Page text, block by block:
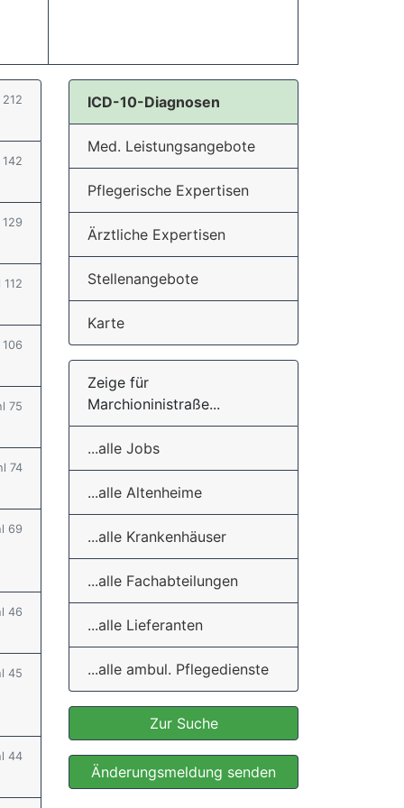
112
75
74
69
46
45
44
ICD-10-Diagnosen
Med. Leistungsangebote
Pflegerische Expertisen
Ärztliche Expertisen
Stellenangebote
Karte
Zeige für
Marchioninistraße...
...alle Jobs
...alle Altenheime
...alle Krankenhäuser
...alle Fachabteilungen
...alle Lieferanten
...alle ambul. Pflegedienste
Zur Suche
Änderungsmeldung senden